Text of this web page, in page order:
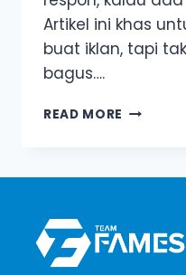
Artikel ini khas
buat iklan, tapi
bagus….
READ MORE IKLAN
DAN